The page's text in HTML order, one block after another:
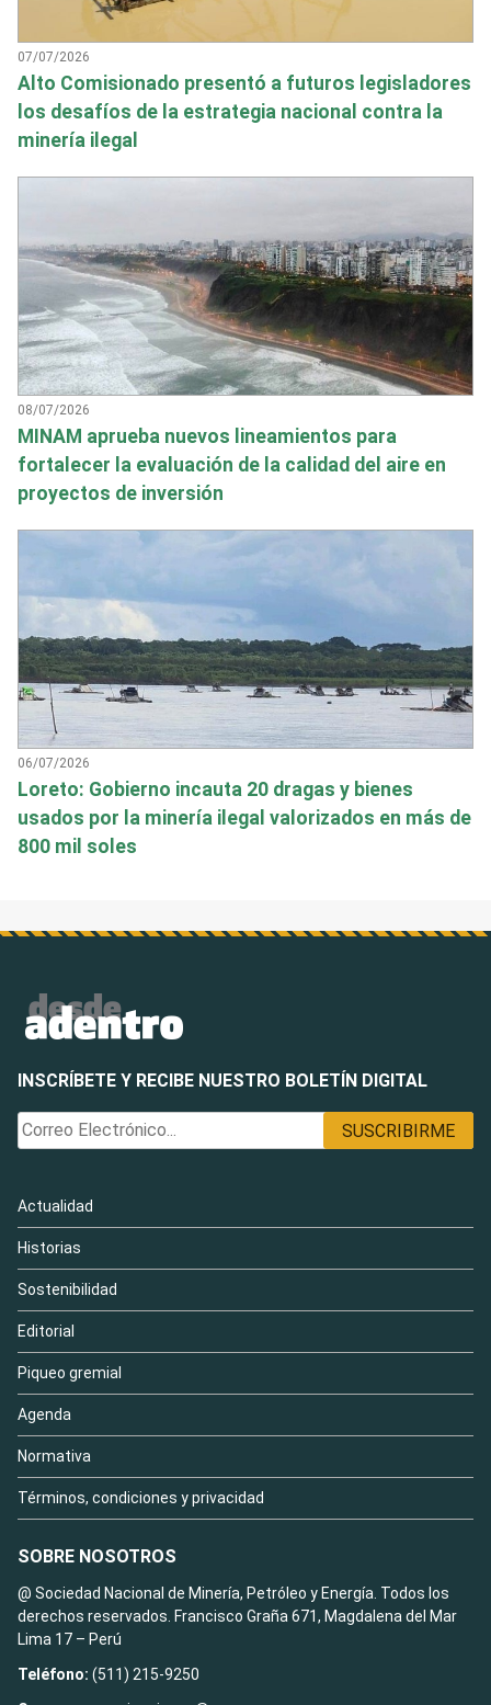
07/07/2026
Alto Comisionado presentó a futuros legisladores
los desafíos de la estrategia nacional contra la
minería ilegal
08/07/2026
MINAM aprueba nuevos lineamientos para
fortalecer la evaluación de la calidad del aire en
proyectos de inversión
06/07/2026
Loreto: Gobierno incauta 20 dragas y bienes
usados por la minería ilegal valorizados en más de
800 mil soles
INSCRÍBETE Y RECIBE NUESTRO BOLETÍN DIGITAL
Actualidad
Historias
Sostenibilidad
Editorial
Piqueo gremial
Agenda
Normativa
Términos, condiciones y privacidad
SOBRE NOSOTROS
@ Sociedad Nacional de Minería, Petróleo y Energía. Todos los
derechos reservados. Francisco Graña 671, Magdalena del Mar
Lima 17 – Perú
Teléfono: (511) 215-9250